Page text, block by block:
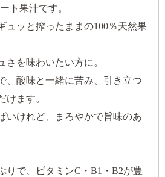
ト果汁です。
ュッと搾ったままの100％天然果
さを味わいたい方に。
、酸味と一緒に苦み、引き立つ
けます。
いけれど、まろやかで旨味のあ
りで、ビタミンC・B1・B2が豊